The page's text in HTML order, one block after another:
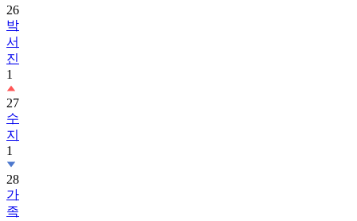
26
박
서
진
1
27
수
지
1
28
가
족